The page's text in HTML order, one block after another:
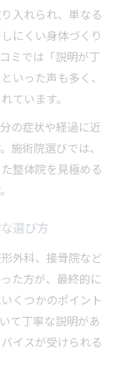
入れられ、単なる
にくい身体づくり
ミでは「説明が丁
いった声も多く、
ています。
の症状や経過に近
施術院選びでは、
整体院を見極める
選び方
外科、接骨院など
た方が、最終的に
くつかのポイント
て丁寧な説明があ
イスが受けられる